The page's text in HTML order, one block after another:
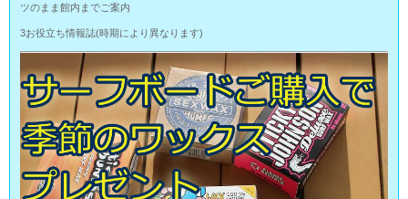
ツのまま館内までご案内
3お役立ち情報誌(時期により異なります)